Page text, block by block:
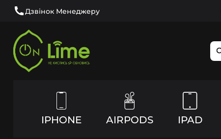
Дзвінок Менеджеру
IPHONE AIRPODS IPAD